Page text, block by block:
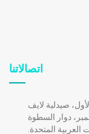
اتصالاتنا